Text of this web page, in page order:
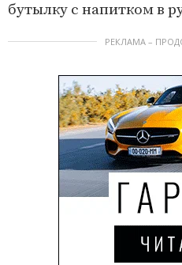
бутылку с напитком в
РЕКЛАМА –